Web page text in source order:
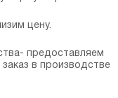
цену.
предоставляем
в производстве